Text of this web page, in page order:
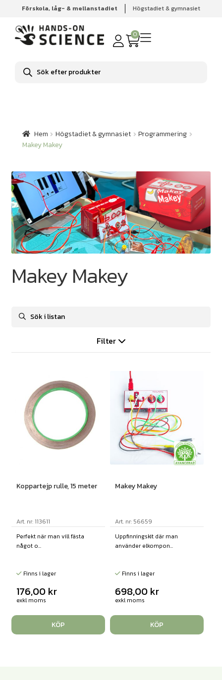
Förskola, låg- & mellanstadiet Högstadiet & gymnasiet
0
Produktsökning
Hem Högstadiet & gymnasiet Programmering
Makey
Makey
Hem Högstadiet & gymnasiet
Programmering
Makey Makey
Makey Makey
Filter
Koppartejp rulle, 15 meter
Art. nr: 113611
Perfekt när man vill fästa
något o...
Finns i lager
176,00 kr
exkl moms
KÖP
Makey Makey
Art. nr: 56659
Uppfinningskit där man
använder elkompon...
Finns i lager
698,00 kr
exkl moms
KÖP